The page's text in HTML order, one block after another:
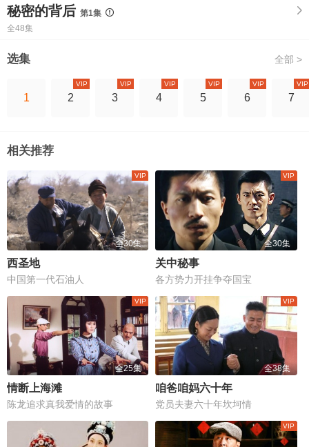
秘密的背后 第1集
全48集
选集 全部 >
1 2
VIP
3
VIP
4
VIP
5
VIP
6
VIP
7
VIP
相关推荐
全30集
西圣地
中国第一代石油人
全30集
关中秘事
各方势力开挂争夺国宝
全25集
情断上海滩
陈龙追求真我爱情的故事
全38集
咱爸咱妈六十年
党员夫妻六十年坎坷情